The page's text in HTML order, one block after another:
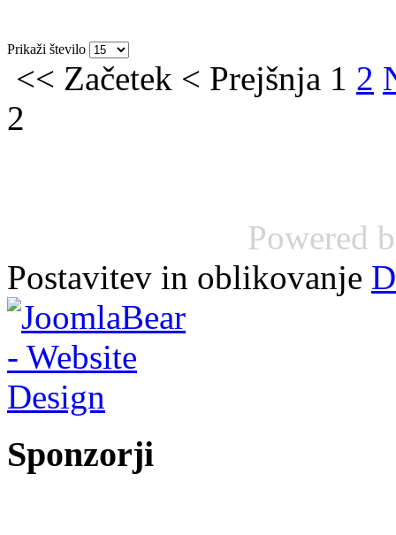
Prikaži število
<< Začetek < Prejšnja 1 2
2
Powered
Postavitev in oblikovanje
Sponzorji